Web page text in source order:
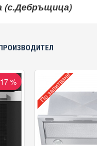
(с.Дебръщица)
% По запитване